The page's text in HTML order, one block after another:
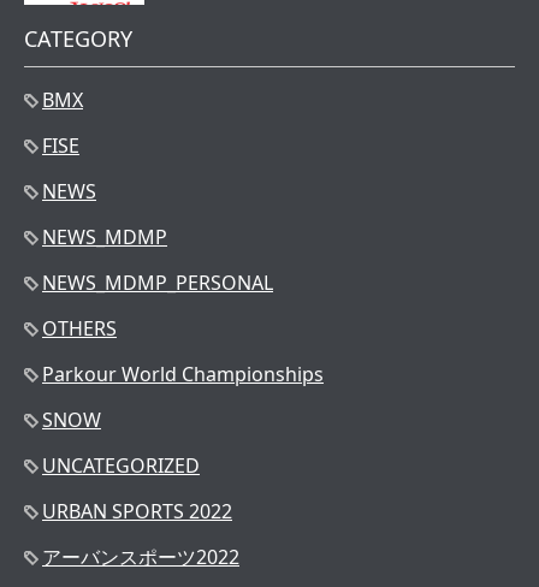
CATEGORY
BMX
FISE
NEWS
NEWS_MDMP
NEWS_MDMP_PERSONAL
OTHERS
Parkour World Championships
SNOW
UNCATEGORIZED
URBAN SPORTS 2022
アーバンスポーツ2022